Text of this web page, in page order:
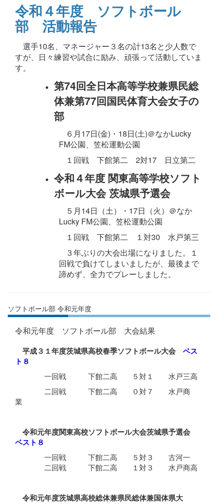
令和４年度 ソフトボール
部 活動報告
選手10名、マネージャー３名の計13名と少人数で
すが、日々練習や試合に励み、頑張って活動していま
す。
第74回全日本高等学校兼県民総
体兼第77回国民体育大会女子の
部
６月17日(金)・18日(土)＠なかLucky
FM公園、笠松運動公園
１回戦 下館第二 2対17 日立第二
令和４年度 関東高等学校ソフト
ボール大会 茨城県予選会
５月14日（土）・17日（火）＠なか
Lucky FM公園、笠松運動公園
１回戦 下館第二 １対30 水戸第三
３年ぶりの大会出場になりました。１
回戦で負けてしまいましたが、最後まで
諦めず、全力でプレーしました。
ソフトボール部 令和元年度
令和元年度 ソフトボール部 大会結果
平成３１年度茨城県高校春季ソフトボール大会
ベス
ト８
一回戦 下館二高 ５対１ 水戸三高
二回戦 下館二高 ０対７ 水戸商
業
令和元年度関東高校ソフトボール大会茨城県予選会
ベスト ８
一回戦 下館二高 ５対３ 古河一
二回戦 下館二高 １対３ 水戸商高
令和元年度茨城県高校総体兼県民総体兼国体県大